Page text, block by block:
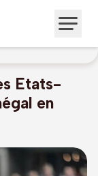
Etats-
en